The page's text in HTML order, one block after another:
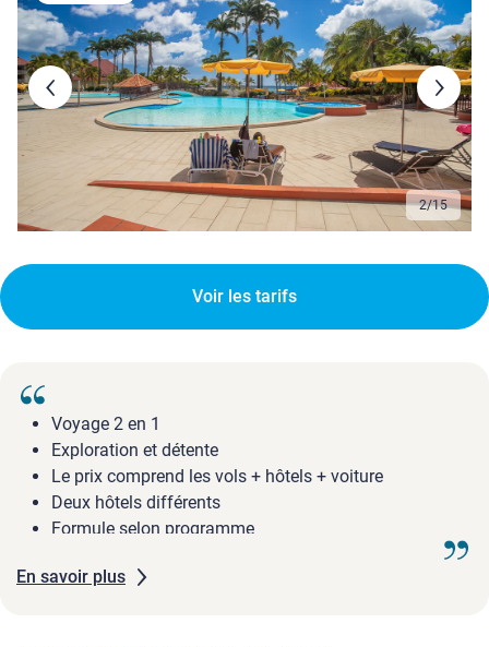
3/15
Voir les tarifs
Voyage 2 en 1
Exploration et détente
Le prix comprend les vols + hôtels + voiture
Deux hôtels différents
Formule selon programme
En savoir plus